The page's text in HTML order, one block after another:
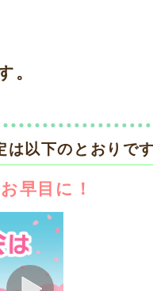
。
以下のとおりです
早目に！